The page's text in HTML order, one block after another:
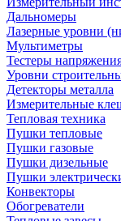
Дальномеры
Лазерные уровни
Мультиметры
Тестеры
Уровни
Детекторы металла
Измерительные
Тепловая техника
Пушки тепловые
Пушки газовые
Пушки дизельные
Пушки
Конвекторы
Обогреватели